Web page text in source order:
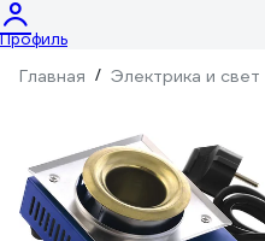
Профиль
Главная / Электрика и свет